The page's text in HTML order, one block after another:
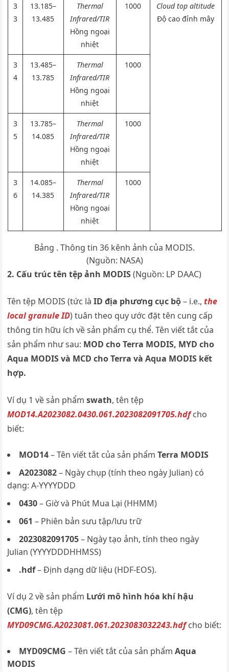
3
3
13.185–
13.485
Thermal
Infrared/TIR
Hồng ngoại
nhiệt
1000
Cloud top altitude
Độ cao đỉnh mây
3
4
13.485–
13.785
Thermal
Infrared/TIR
Hồng ngoại
nhiệt
1000
3
5
13.785–
14.085
Thermal
Infrared/TIR
Hồng ngoại
nhiệt
1000
3
6
14.085–
14.385
Thermal
Infrared/TIR
Hồng ngoại
nhiệt
1000
Bảng . Thông tin 36 kênh ảnh của MODIS.
(Nguồn: NASA)
2. Cấu trúc tên tệp ảnh MODIS(Nguồn: LP DAAC)
Tên tệp MODIS (tức làID địa phương cục bộ– i.e.,the
local granule ID) tuân theo quy ước đặt tên cung cấp
thông tin hữu ích về sản phẩm cụ thể. Tên viết tắt của
sản phẩm như sau: MOD cho Terra MODIS, MYD cho
Aqua MODIS và MCD cho Terra và Aqua MODIS kết
hợp.
Ví dụ 1 về sản phẩmswath, tên tệp
MOD14.A2023082.0430.061.2023082091705.hdfcho
biết:
MOD14– Tên viết tắt của sản phẩmTerra MODIS
A2023082– Ngày chụp (tính theo ngày Julian) có
dạng: A-YYYYDDD
0430– Giờ và Phút Mua Lại (HHMM)
061– Phiên bản sưu tập/lưu trữ
2023082091705– Ngày tạo ảnh, tính theo ngày
Julian (YYYYDDDHHMSS)
.hdf– Định dạng dữ liệu (HDF-EOS).
Ví dụ 2 về sản phẩm Lưới mô hình hóa khí hậu
(CMG), tên tệp
MYD09CMG.A2023081.061.2023083032243.hdfcho biết:
MYD09CMG– Tên viết tắt của sản phẩmAqua
MODIS